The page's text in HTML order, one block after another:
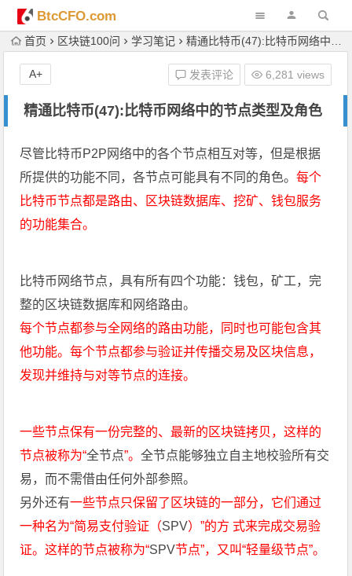
BtcCFO.com
首页 区块链100问 学习笔记 精通比特币(47):比特币网络中的节点类型及角色
精通比特币(47):比特币网络中的节点类型及角色
发表评论 6,281 views
A+
尽管比特币P2P网络中的各个节点相互对等，但是根据
所提供的功能不同，各节点可能具有不同的角色。每个
比特币节点都是路由、区块链数据库、挖矿、钱包服务
的功能集合。
比特币网络节点，具有所有四个功能：钱包，矿工，完
整的区块链数据库和网络路由。
每个节点都参与全网络的路由功能，同时也可能包含其
他功能。每个节点都参与验证并传播交易及区块信息，
发现并维持与对等节点的连接。
一些节点保有一份完整的、最新的区块链拷贝，这样的
节点被称为“全节点”。全节点能够独立自主地校验所有交
易，而不需借由任何外部参照。
另外还有一些节点只保留了区块链的一部分，它们通过
一种名为“简易支付验证（SPV）”的方 式来完成交易验
证。这样的节点被称为“SPV节点”，又叫“轻量级节点”。